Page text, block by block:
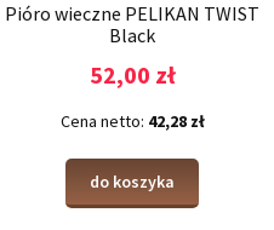
Pióro wieczne PELIKAN TWIST
Black
52,00 zł
Cena netto: 42,28 zł
do koszyka